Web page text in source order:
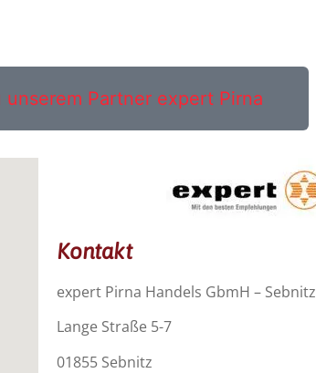
Partner expert Pirna
Kontakt
expert Pirna Handels GbmH – Sebnitz
Lange Straße 5-7
01855 Sebnitz